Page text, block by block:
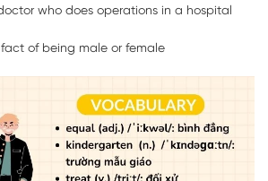
who does operations in a hospital
of being male or female